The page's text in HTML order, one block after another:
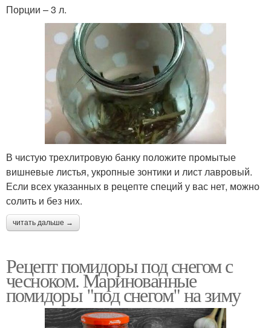
Порции – 3 л.
В чистую трехлитровую банку положите промытые
вишневые листья, укропные зонтики и лист лавровый.
Если всех указанных в рецепте специй у вас нет, можно
солить и без них.
читать дальше →
Рецепт помидоры под снегом с
чесноком. Маринованные
помидоры "под снегом" на зиму